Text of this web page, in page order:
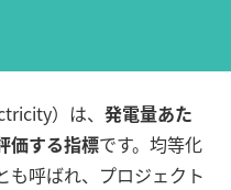
）は、 発電量あた
価する指標です。均等化
も呼ばれ、プロジェクト